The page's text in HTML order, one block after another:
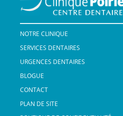
NOTRE CLINIQUE
SERVICES DENTAIRES
URGENCES DENTAIRES
BLOGUE
CONTACT
PLAN DE SITE